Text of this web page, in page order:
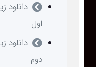
اول
دوم